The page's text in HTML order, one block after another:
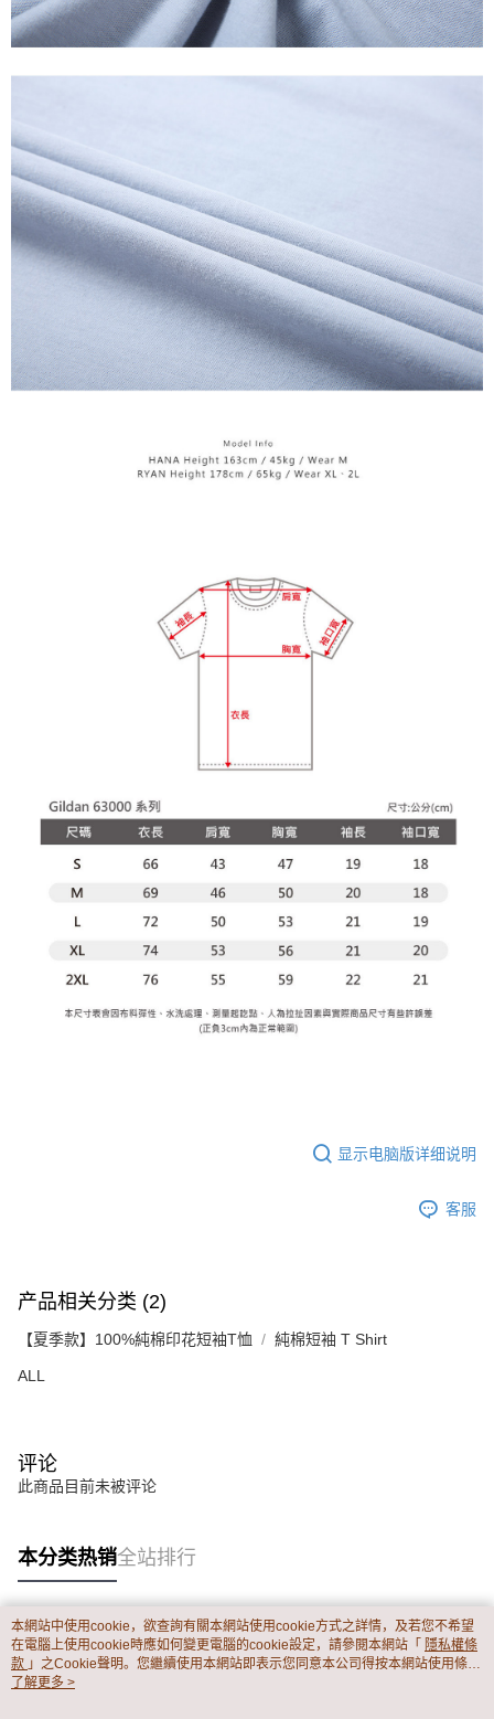
显示电脑版详细说明
客服
产品相关分类 (2)
【夏季款】100%純棉印花短袖T恤 純棉短袖 T Shirt
ALL
评论
此商品目前未被评论
本分类热销全站排行
热门标签
本網站中使用cookie，欲查詢有關本網站使用cookie方式之詳情，及若您不希望
在電腦上使用cookie時應如何變更電腦的cookie設定，請參閱本網站「 隱私權條
款 」之Cookie聲明。您繼續使用本網站即表示您同意本公司得按本網站使用條款
之Cookie聲明使用cookie。
了解更多 >